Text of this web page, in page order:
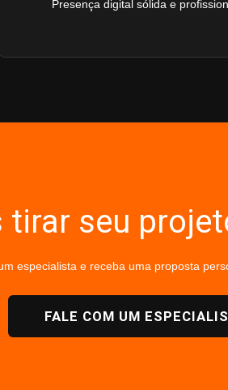
Presença digital sólida e
tirar seu
especialista e receba uma proposta
FALE COM UM